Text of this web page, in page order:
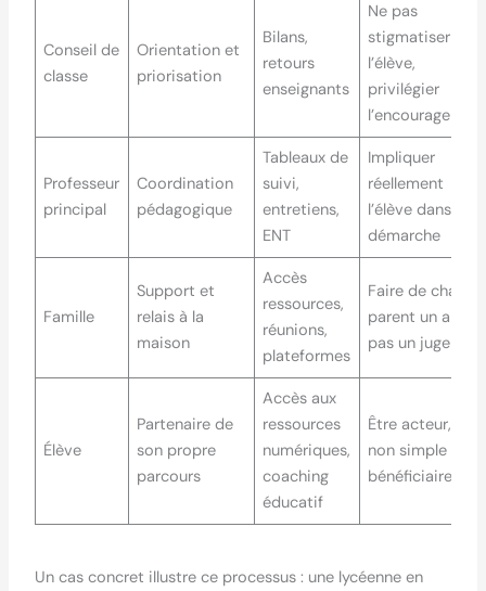
Conseil de
classe
Orientation et
priorisation
Bilans,
retours
enseignants
Ne pas
stigmatiser
l’élève,
privilégier
Professeur
principal
Coordination
pédagogique
Tableaux de
suivi,
entretiens,
ENT
Impliquer
réellement
l’élève dans la
démarche
Famille
Support et
relais à la
maison
Accès
ressources,
réunions,
plateformes
Faire de chaque
parent un allié,
pas un juge
Élève
Partenaire de
son propre
parcours
Accès aux
ressources
numériques,
coaching
éducatif
Être acteur, et
non simple
bénéficiaire
Un cas concret illustre ce processus : une lycéenne en